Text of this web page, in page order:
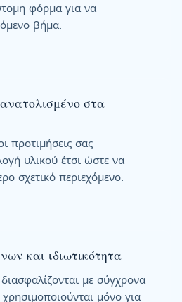
φόρμα για να
βήμα.
στα
προτιμήσεις σας
υλικού έτσι ώστε να
σχετικό περιεχόμενο.
και ιδιωτικότητα
με σύγχρονα
μόνο για